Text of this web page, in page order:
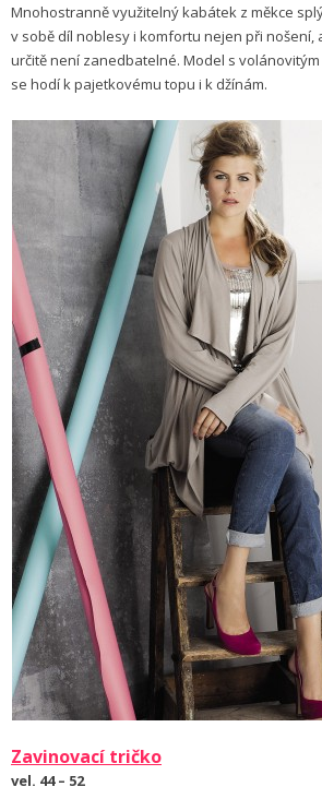
Mnohostranně využitelný kabátek z měkce
v sobě díl noblesy i komfortu nejen při nošení,
určitě není zanedbatelné. Model s
se hodí k pajetkovému topu i k džínám.
Zavinovací tričko
vel. 44 – 52